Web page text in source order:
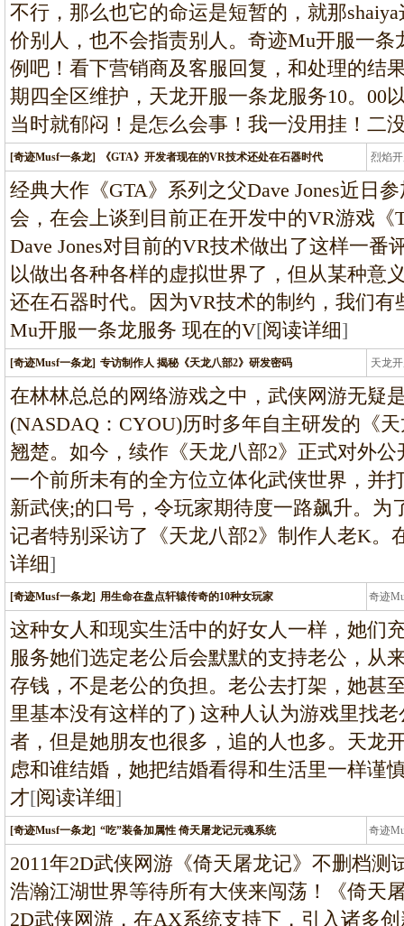
不行，那么也它的命运是短暂的，就那
价别人，也不会指责别人。奇迹Mu开服一
例吧！看下营销商及客服回复，和处理的结
期四全区维护，天龙开服一条龙服务10。00
当时就郁闷！是怎么会事！我一没用挂！二
[奇迹Musf一条龙] 《GTA》开发者现在的VR技术还处在石器时代 烈焰
龙
经典大作《GTA》系列之父Dave Jones近日
会，在会上谈到目前正在开发中的VR游戏《
Dave Jones对目前的VR技术做出了这样一番
以做出各种各样的虚拟世界了，但从某种意
还在石器时代。因为VR技术的制约，我们
Mu开服一条龙服务 现在的V[阅读详细]
[奇迹Musf一条龙] 专访制作人 揭秘《天龙八部2》研发密码 天龙
龙
在林林总总的网络游戏之中，武侠网游无疑
(NASDAQ：CYOU)历时多年自主研发的《
翘楚。如今，续作《天龙八部2》正式对外
一个前所未有的全方位立体化武侠世界，并
新武侠;的口号，令玩家期待度一路飙升。为
记者特别采访了《天龙八部2》制作人老K。
详细]
[奇迹Musf一条龙] 用生命在盘点轩辕传奇的10种女玩家 奇迹
条
这种女人和现实生活中的好女人一样，她们
服务她们选定老公后会默默的支持老公，从
存钱，不是老公的负担。老公去打架，她甚
里基本没有这样的了) 这种人认为游戏里找
者，但是她朋友也很多，追的人也多。天龙
虑和谁结婚，她把结婚看得和生活里一样谨
才[阅读详细]
[奇迹Musf一条龙] “吃”装备加属性 倚天屠龙记元魂系统 奇迹
条
2011年2D武侠网游《倚天屠龙记》不删档测
浩瀚江湖世界等待所有大侠来闯荡！《倚天
2D武侠网游，在AX系统支持下，引入诸多